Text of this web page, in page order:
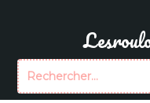
Rechercher :